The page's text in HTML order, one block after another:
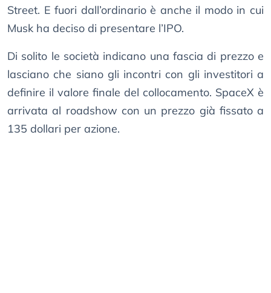
Street. E fuori dall’ordinario è anche il modo in cui
Musk ha deciso di presentare l’IPO.
Di solito le società indicano una fascia di prezzo e
lasciano che siano gli incontri con gli investitori a
definire il valore finale del collocamento. SpaceX è
arrivata al roadshow con un prezzo già fissato a
135 dollari per azione.